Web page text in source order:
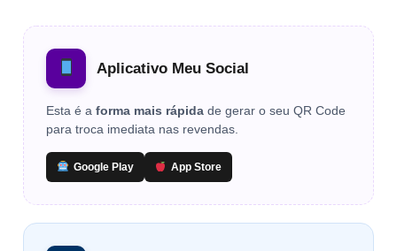
Aplicativo Meu Social
Esta é a forma mais rápida de gerar o seu QR Code
para troca imediata nas revendas.
Google Play App Store